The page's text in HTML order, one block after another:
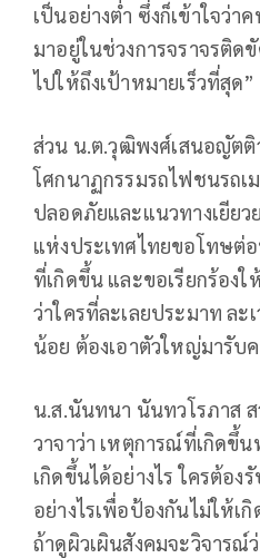
เป็นอย่างต่ำ ซึ่งก็เข้าใจว่
มาอยู่ในช่วงการจราจรติด
ไปให้ถึงเป้าหมายเร็วที่สุด
ส่วน น.ต.วุฒิพงศ์เสนอญัตติ
โศกนาฏกรรมรถไฟชนรถเ
ปลอดภัยและแนวทางเยียว
แห่งประเทศไทยขอโทษต่
ที่เกิดขึ้น และขอเรียกร้อง
ว่าใครที่ละเลยประมาท ละ
น้อย ต้องเอาตัวใหญ่มารับ
น.ส.นันทนา นันทวโรภาส
วาจาว่า เหตุการณ์ที่เกิดขึ้
เกิดขึ้นได้อย่างไร ใครต้อง
อย่างไรเพื่อป้องกันไม่ให้เ
ถ้าดูผิวเผินสังคมจะวิจารณ์